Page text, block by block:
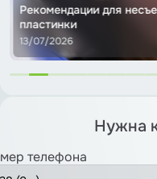
47
Нужна
телефона